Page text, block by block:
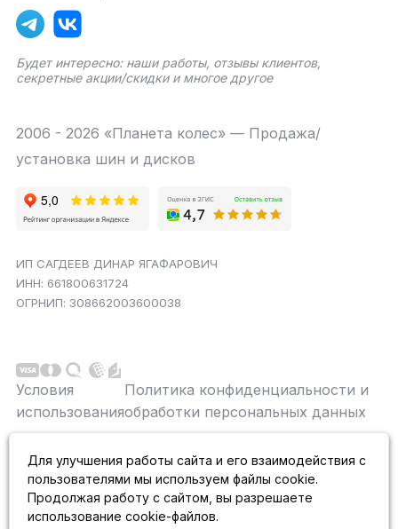
Будет интересно: наши работы, отзывы клиентов,
секретные акции/скидки и многое другое
2006 - 2026 «Планета колес» — Продажа/
установка шин и дисков
ИП САГДЕЕВ ДИНАР ЯГАФАРОВИЧ
ИНН: 661800631724
ОГРНИП: 308662003600038
Условия
использования
Политика конфиденциальности и
обработки персональных данных
публичной офертой не является. На данном
информационном ресурсе применяются
рекомендательные технологии.
Для улучшения работы сайта и его взаимодействия с
пользователями мы используем файлы cookie.
Продолжая работу с сайтом, вы разрешаете
использование cookie-файлов.